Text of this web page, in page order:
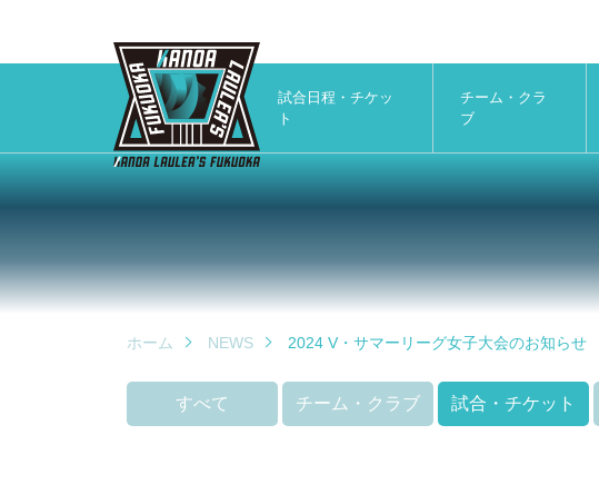
試合日程・チケッ
ト
チーム・クラ
ブ
ホーム NEWS 2024 V・サマーリーグ女子大会のお知らせ
すべて チーム・クラブ 試合・チケット